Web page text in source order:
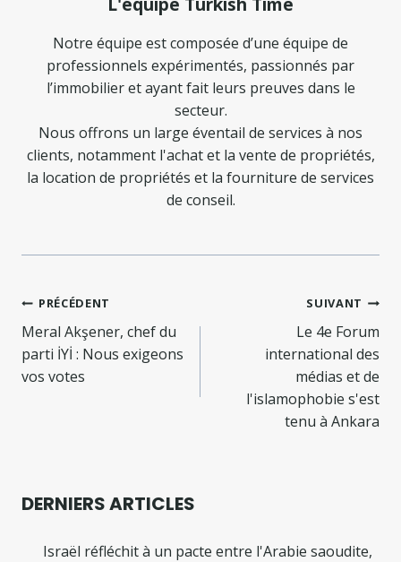
Notre équipe est composée d’une équipe de
professionnels expérimentés, passionnés par
l’immobilier et ayant fait leurs preuves dans le
secteur.
Nous offrons un large éventail de services à nos
clients, notamment l'achat et la vente de propriétés,
la location de propriétés et la fourniture de services
de conseil.
Navigation
de
l’article
PRÉCÉDENT
Meral Akşener, chef du
parti İYİ : Nous exigeons
vos votes
SUIVANT
Le 4e Forum
international des
médias et de
l'islamophobie s'est
tenu à Ankara
DERNIERS ARTICLES
Israël réfléchit à un pacte entre l'Arabie saoudite,